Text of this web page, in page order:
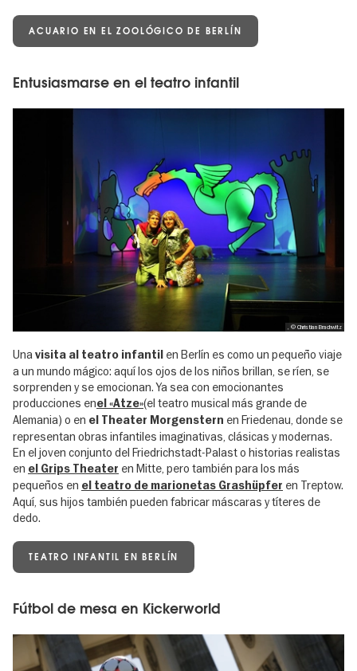
ACUARIO EN EL ZOOLÓGICO DE BERLÍN
Entusiasmarse en el teatro infantil
, © Christian Brachwitz
Unavisita al teatro infantil en Berlín es como un pequeño viaje
a un mundo mágico: aquí los ojos de los niños brillan, se ríen, se
sorprenden y se emocionan. Ya sea con emocionantes
producciones enel «Atze»(el teatro musical más grande de
Alemania) o en el Theater Morgenstern en Friedenau, donde se
representan obras infantiles imaginativas, clásicas y modernas.
En el joven conjunto del Friedrichstadt-Palast o historias realistas
en el Grips Theater en Mitte, pero también para los más
pequeños en el teatro de marionetas Grashüpfer en Treptow.
Aquí, sus hijos también pueden fabricar máscaras y títeres de
dedo.
TEATRO INFANTIL EN BERLÍN
Fútbol de mesa en Kickerworld